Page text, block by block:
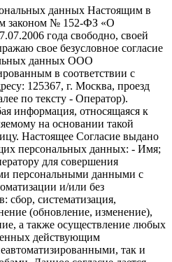
данных Настоящим в
законом № 152-ФЗ «О
года свободно, своей
свое безусловное согласие
данных ООО
в соответствии с
125367, г. Москва, проезд
по тексту - Оператор).
информация, относящаяся к
на основании такой
Настоящее Согласие выдано
персональных данных: - Имя;
для совершения
персональными данными с
и/или без
сбор, систематизация,
(обновление, изменение),
а также осуществление любых
действующим
так и